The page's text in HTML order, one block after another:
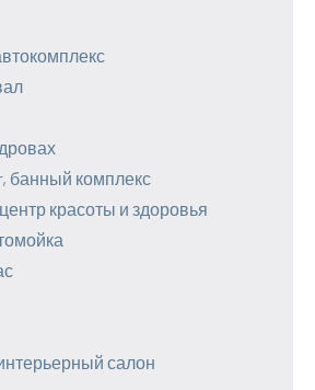
банный комплекс
красоты и здоровья
салон